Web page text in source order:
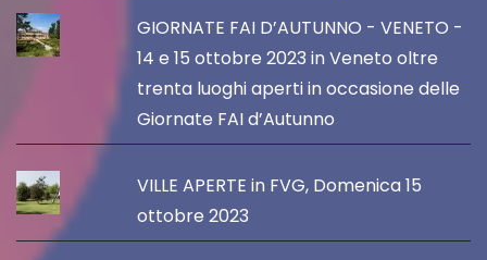
GIORNATE FAI D’AUTUNNO - VENETO -
14 e 15 ottobre 2023 in Veneto oltre
trenta luoghi aperti in occasione delle
Giornate FAI d’Autunno
VILLE APERTE in FVG, Domenica 15
ottobre 2023